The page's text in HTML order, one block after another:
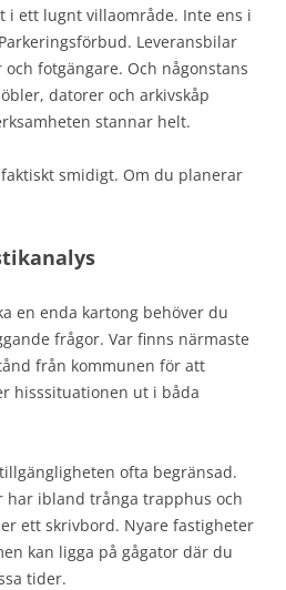
i ett lugnt villaområde. Inte ens i
Leveransbilar
fotgängare. Och någonstans
datorer och arkivskåp
stannar helt.
smidigt. Om du planerar
en enda kartong behöver du
frågor. Var finns närmaste
från kommunen för att
hisssituationen ut i båda
ofta begränsad.
har ibland trånga trapphus och
ett skrivbord. Nyare fastigheter
kan ligga på gågator där du
tider.